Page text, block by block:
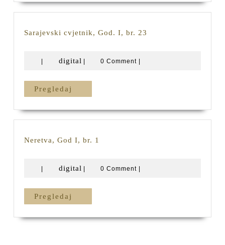
Sarajevski cvjetnik, God. I, br. 23
| digital digital
| 0 Comment |
Pregledaj
Neretva, God I, br. 1
br.
digital digital0 Comment
Pregledaj